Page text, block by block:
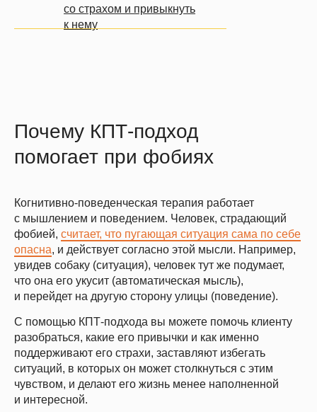
со страхом и привыкнуть
к нему
Почему КПТ-подход
помогает при фобиях
Когнитивно-поведенческая терапия работает
с мышлением и поведением. Человек, страдающий
фобией, считает, что пугающая ситуация сама по себе
опасна, и действует согласно этой мысли. Например,
увидев собаку (ситуация), человек тут же подумает,
что она его укусит (автоматическая мысль),
и перейдет на другую сторону улицы (поведение).
С помощью КПТ-подхода вы можете помочь клиенту
разобраться, какие его привычки и как именно
поддерживают его страхи, заставляют избегать
ситуаций, в которых он может столкнуться с этим
чувством, и делают его жизнь менее наполненной
и интересной.